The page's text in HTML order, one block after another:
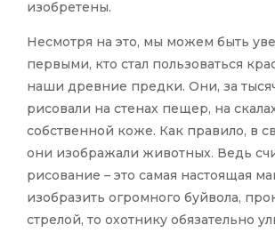
изобретены.
Несмотря на это, мы можем быть
первыми, кто стал пользоваться
наши древние предки. Они, за
рисовали на стенах пещер, на
собственной коже. Как правило, в
они изображали животных. Ведь
рисование – это самая настоящая
изобразить огромного буйвола,
стрелой, то охотнику обязательно